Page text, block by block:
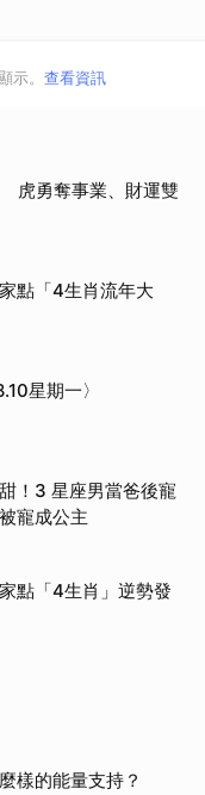
示。 查看資訊
虎勇奪事業、財運雙
點「4生肖流年大
星期一〉
！3 星座男當爸後寵
寵成公主
點「4生肖」逆勢發
樣的能量支持？